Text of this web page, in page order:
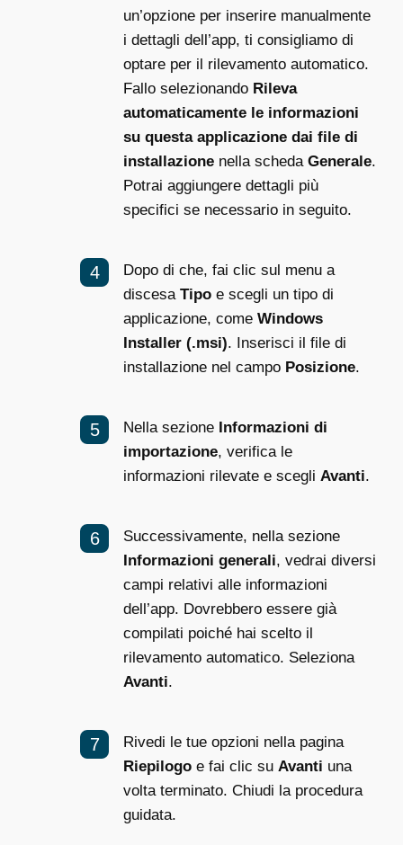
un’opzione per inserire manualmente
i dettagli dell’app, ti consigliamo di
optare per il rilevamento automatico.
Fallo selezionando Rileva
automaticamente le informazioni
su questa applicazione dai file di
installazione nella scheda Generale.
Potrai aggiungere dettagli più
specifici se necessario in seguito.
Dopo di che, fai clic sul menu a
discesa Tipo e scegli un tipo di
applicazione, come Windows
Installer (.msi). Inserisci il file di
installazione nel campo Posizione.
Nella sezione Informazioni di
importazione, verifica le
informazioni rilevate e scegli Avanti.
Successivamente, nella sezione
Informazioni generali, vedrai diversi
campi relativi alle informazioni
dell’app. Dovrebbero essere già
compilati poiché hai scelto il
rilevamento automatico. Seleziona
Avanti.
Rivedi le tue opzioni nella pagina
Riepilogo e fai clic su Avanti una
volta terminato. Chiudi la procedura
guidata.